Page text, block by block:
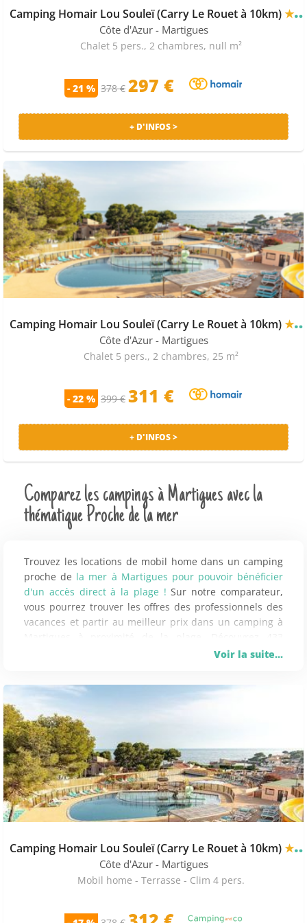
Camping Homair Lou Souleï (Carry Le Rouet à 10km)★★★★
Côte d'Azur - Martigues
Chalet 5 pers., 2 chambres, null m²
- 21 % 378 € 297 €
+ D'INFOS >
Camping Homair Lou Souleï (Carry Le Rouet à 10km)★★★★
Côte d'Azur - Martigues
Chalet 5 pers., 2 chambres, 25 m²
- 22 % 399 € 311 €
+ D'INFOS >
Comparez les campings à Martigues avec la
thématique Proche de la mer
Trouvez les locations de mobil home dans un camping
proche de la mer à Martigues pour pouvoir bénéficier
d'un accès direct à la plage ! Sur notre comparateur,
vous pourrez trouver les offres des professionnels des
vacances et partir au meilleur prix dans un camping à
séjours disponibles en mobil home proche de la mer à
Camping Pascalounet (noté 80/100) ou le Camping Le
Mas (noté 79/100).
moins cher sur Martigues est le Camping Pascalounet
(333€/semaine à la date du 06 Novembre). Les locations
dans ce camping, avec ménage possible, avec un
restaurant sur place et avec laverie automatique, vous
assurent des vacances confortables. Comptez en
moyenne 708€/semaine pour unmobile home en juillet
mais le prix le plus bas est à 490 €.Un mobilhome
coûte en moyenne 680 €en août.Les prix démarrent à
Voir la suite...
Camping Homair Lou Souleï (Carry Le Rouet à 10km)★★★★
Côte d'Azur - Martigues
Mobil home - Terrasse - Clim 4 pers.